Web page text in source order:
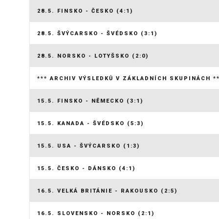
28.5. FINSKO - ČESKO (4:1)
28.5. ŠVÝCARSKO - ŠVÉDSKO (3:1)
28.5. NORSKO - LOTYŠSKO (2:0)
*** ARCHIV VÝSLEDKŮ V ZÁKLADNÍCH SKUPINÁCH
15.5. FINSKO - NĚMECKO (3:1)
15.5. KANADA - ŠVÉDSKO (5:3)
15.5. USA - ŠVÝCARSKO (1:3)
15.5. ČESKO - DÁNSKO (4:1)
16.5. VELKÁ BRITÁNIE - RAKOUSKO (2:5)
16.5. SLOVENSKO - NORSKO (2:1)